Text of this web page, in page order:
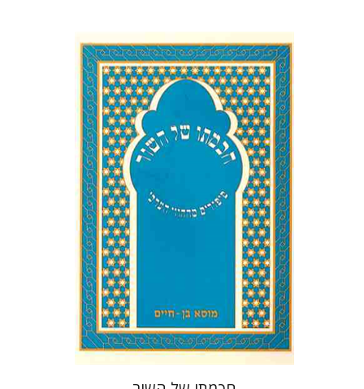
משה (מוסא) בן-חיים
הנחת אתר ספר מודפס
$21
$19